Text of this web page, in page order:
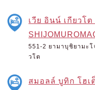
เวีย อินน์ เกียวโ
551-2 ยามาบุชิยามะโ
วโต
สมอลล์ บูทิก โฮเ